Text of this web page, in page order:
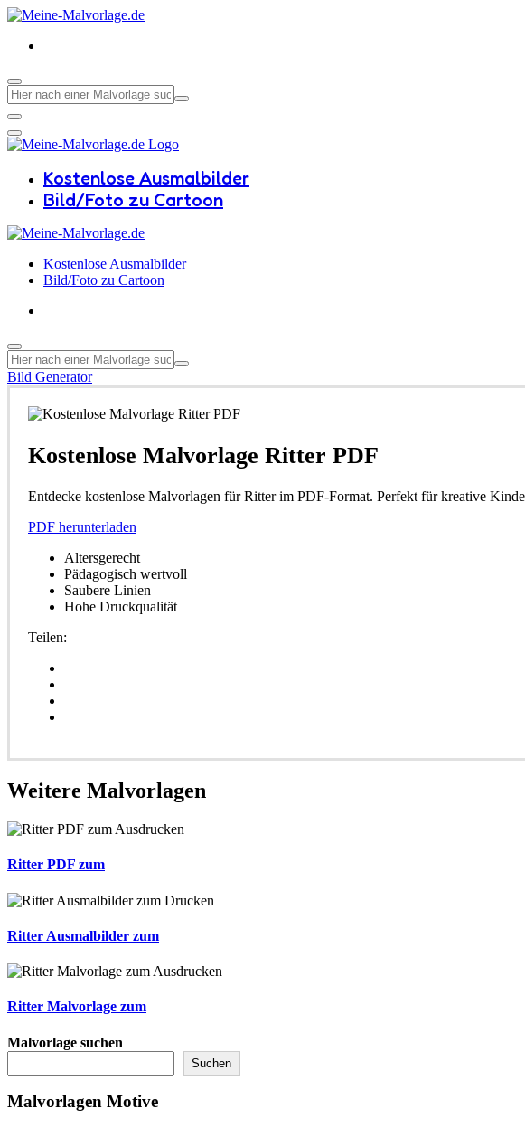
Kostenlose Ausmalbilder
Bild/Foto zu Cartoon
Kostenlose Ausmalbilder
Bild/Foto zu Cartoon
Bild Generator
Kostenlose Malvorlage Ritter PDF
Entdecke kostenlose Malvorlagen für Ritter im PDF-Format. Perfekt für kreative
PDF herunterladen
Altersgerecht
Pädagogisch wertvoll
Saubere Linien
Hohe Druckqualität
Teilen:
Weitere Malvorlagen
Ritter PDF zum
Ritter Ausmalbilder zum
Ritter Malvorlage zum
Malvorlage suchen
Suchen
Malvorlagen Motive